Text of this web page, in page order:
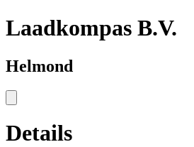
Laadkompas B.V.
Helmond
Details